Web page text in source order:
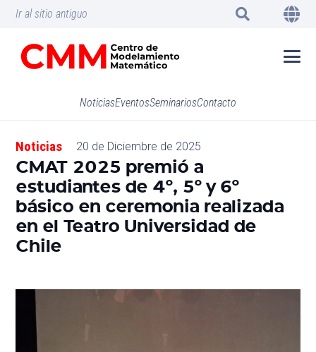
Ir al sitio antiguo
NoticiasEventosSeminariosContacto
Noticias 20 de Diciembre de 2025
CMAT 2025 premió a
estudiantes de 4º, 5º y 6º
básico en ceremonia realizada
en el Teatro Universidad de
Chile